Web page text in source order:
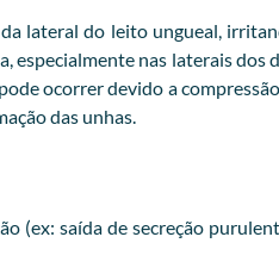
lateral do leito ungueal,
especialmente nas laterais dos
ocorrer devido a
das unhas.
(ex: saída de secreção